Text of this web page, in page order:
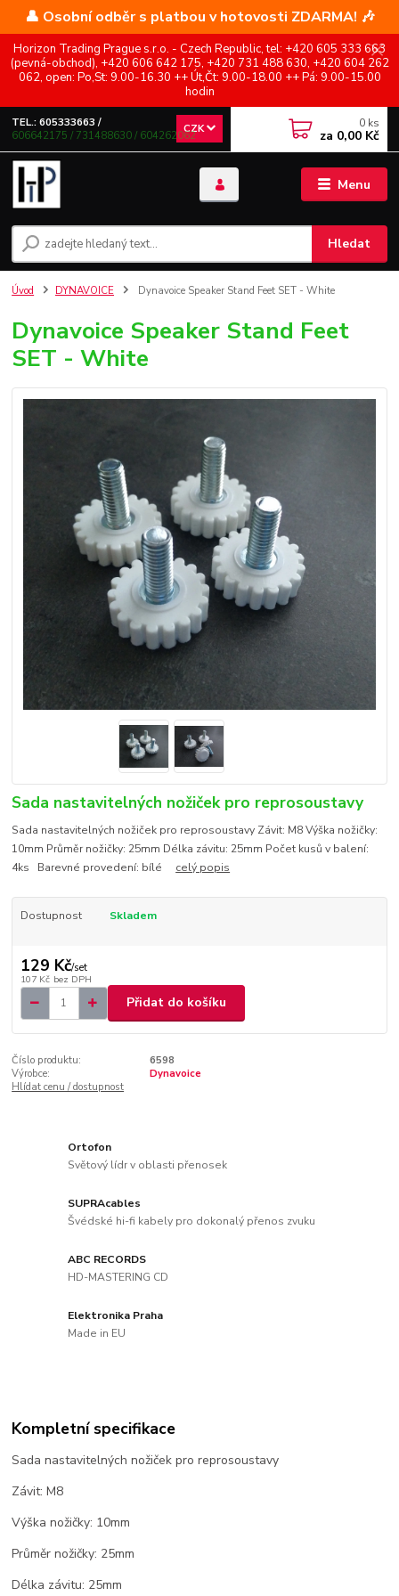
👤 Osobní odběr s platbou v hotovosti ZDARMA! 🎶
Horizon Trading Prague s.r.o. - Czech Republic, tel: +420 605 333 663
(pevná-obchod), +420 606 642 175, +420 731 488 630, +420 604 262
062, open: Po,St: 9.00-16.30 ++ Út,Čt: 9.00-18.00 ++ Pá: 9.00-15.00
hodin
Menu
CZK
Hledat
TEL.: 605333663 /
606642175 / 731488630 / 604262062
0 ks
za 0,00 Kč
Úvod DYNAVOICE Dynavoice Speaker Stand Feet SET - White
Dynavoice Speaker Stand Feet
SET - White
Sada nastavitelných nožiček pro reprosoustavy
Sada nastavitelných nožiček pro reprosoustavy Závit: M8 Výška nožičky:
10mm Průměr nožičky: 25mm Délka závitu: 25mm Počet kusů v balení:
4ks Barevné provedení: bílé celý popis
Dostupnost Skladem
129 Kč/set
107 Kč bez DPH
Přidat do košíku
Číslo produktu:
6598
Výrobce:
Dynavoice
Hlídat cenu / dostupnost
Ortofon
Světový lídr v oblasti přenosek
SUPRAcables
Švédské hi-fi kabely pro dokonalý přenos zvuku
ABC RECORDS
HD-MASTERING CD
Elektronika Praha
Made in EU
Kompletní specifikace
Sada nastavitelných nožiček pro reprosoustavy
Závit: M8
Výška nožičky: 10mm
Průměr nožičky: 25mm
Délka závitu: 25mm